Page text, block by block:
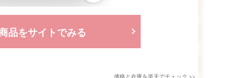
品をサイトでみる
価格と在庫を楽天でチェック >>